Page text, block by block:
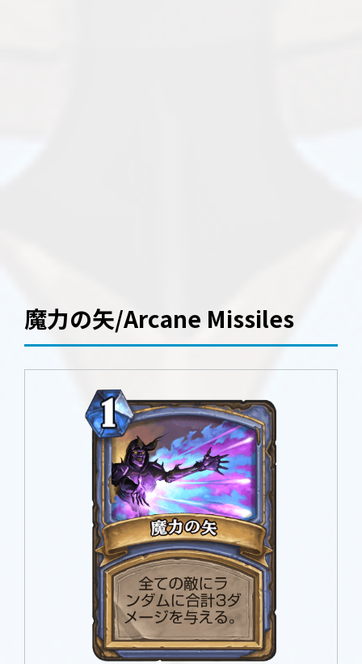
魔力の矢/Arcane Missiles